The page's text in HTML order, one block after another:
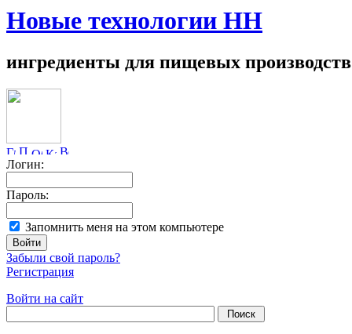
Новые технологии НН
ингредиенты для пищевых производств
Логин:
Пароль:
Запомнить меня на этом компьютере
Забыли свой пароль?
Регистрация
Войти на сайт